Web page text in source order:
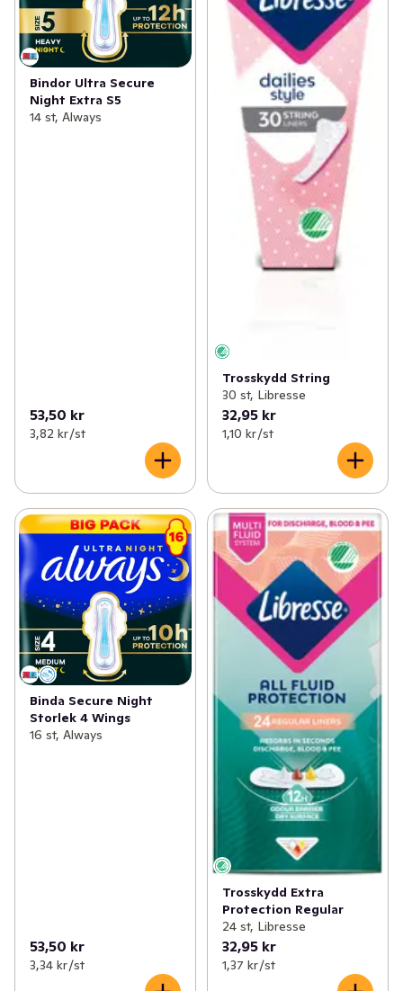
Bindor Ultra Secure
Night Extra S5
14 st, Always
53,50 kr
3,82 kr /st
Trosskydd String
30 st, Libresse
32,95 kr
1,10 kr /st
Binda Secure Night
Storlek 4 Wings
16 st, Always
53,50 kr
3,34 kr /st
Trosskydd Extra
Protection Regular
24 st, Libresse
32,95 kr
1,37 kr /st